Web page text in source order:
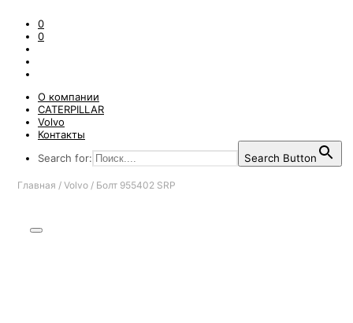
0
0
О компании
CATERPILLAR
Volvo
Контакты
Search for:
Search Button
Главная / Volvo / Болт 955402 SRP